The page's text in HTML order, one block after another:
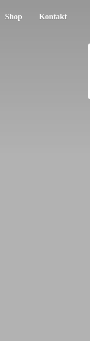
Shop Kontakt